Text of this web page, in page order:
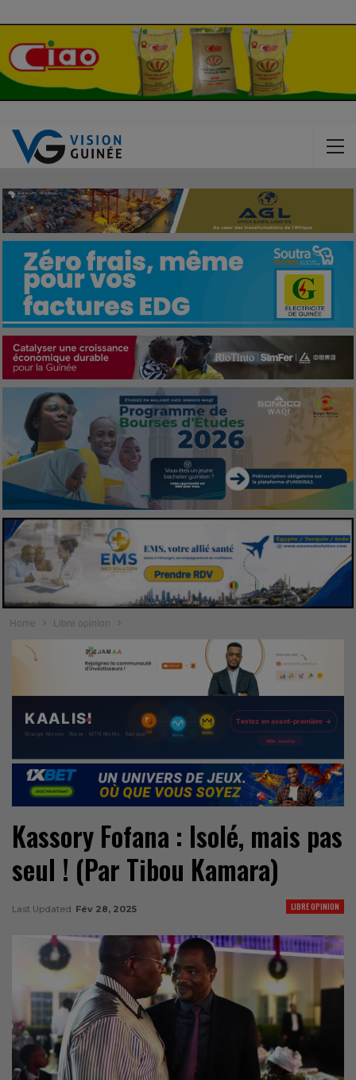
Home Libre opinion
Kassory Fofana : Isolé, mais pas
seul ! (Par Tibou Kamara)
LIBRE OPINION
Last Updated Fév 28, 2025